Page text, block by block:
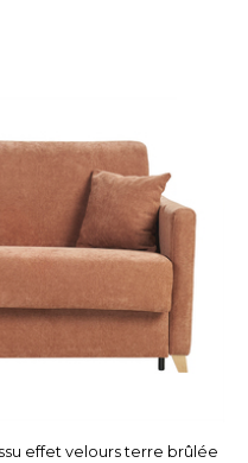
effet velours terre brûlée